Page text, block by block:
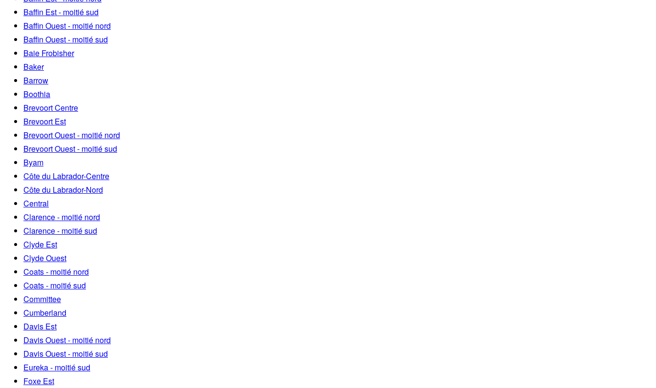
Baffin Est - moitié sud
Baffin Ouest - moitié nord
Baffin Ouest - moitié sud
Baie Frobisher
Baker
Barrow
Boothia
Brevoort Centre
Brevoort Est
Brevoort Ouest - moitié nord
Brevoort Ouest - moitié sud
Byam
Côte du Labrador-Centre
Côte du Labrador-Nord
Central
Clarence - moitié nord
Clarence - moitié sud
Clyde Est
Clyde Ouest
Coats - moitié nord
Coats - moitié sud
Committee
Cumberland
Davis Est
Davis Ouest - moitié nord
Davis Ouest - moitié sud
Eureka - moitié sud
Foxe Est